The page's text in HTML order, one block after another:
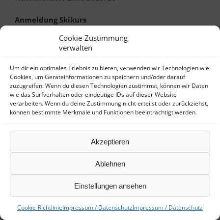
Cookie-Zustimmung
verwalten
Um dir ein optimales Erlebnis zu bieten, verwenden wir Technologien wie
Cookies, um Geräteinformationen zu speichern und/oder darauf
zuzugreifen. Wenn du diesen Technologien zustimmst, können wir Daten
wie das Surfverhalten oder eindeutige IDs auf dieser Website
verarbeiten. Wenn du deine Zustimmung nicht erteilst oder zurückziehst,
können bestimmte Merkmale und Funktionen beeinträchtigt werden.
Akzeptieren
Ablehnen
Einstellungen ansehen
Cookie-RichtlinieImpressum / DatenschutzImpressum / Datenschutz
Anmeldung Skikurs
Skizunft Bad Herrenalb e.V.|Impressum / Datenschutz